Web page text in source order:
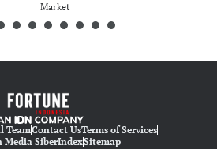
Market
TeamContact UsTerms of Services
Media SiberIndexSitemap